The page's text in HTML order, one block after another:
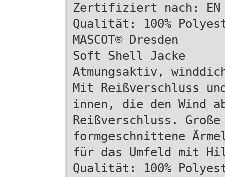
Zertifiziert nach: EN
Qualität: 100%
MASCOT® Dresden
Soft Shell Jacke
Atmungsaktiv,
Mit Reißverschluss
innen, die den Wind
Reißverschluss.
formgeschnittene
für das Umfeld mit
Qualität: 100%